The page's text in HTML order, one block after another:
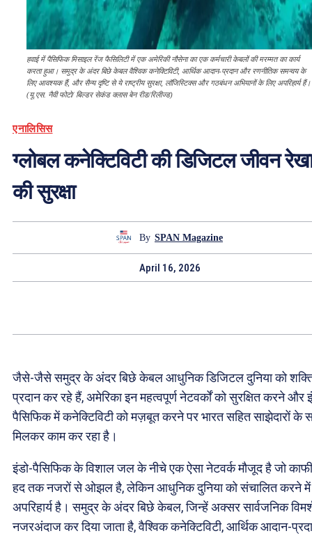
हवाई में पैसिफिक मिसाइल रेंज फैसिलिटी में एक अमेरिकी नौसेना का एक कर्मचारी केबलों की मरम्मत का कार्य
करता हुआ। समुद्र के अंदर बिछे केबल वैश्विक कनेक्टिविटी, आर्थिक आदान-प्रदान और रणनीतिक समन्वय के
लिए आवश्यक हैं, और सैन्य दृष्टि से ये राष्ट्रीय सुरक्षा, लॉजिस्टिक्स और गठबंधन अभियानों के लिए अपरिहार्य हैं।
(यू.एस. नैवी फोटो/ बिल्डर सेकंड क्लास बेन रीड/रिलीज्ड)
एनालिसिस
ग्लोबल कनेक्टिविटी की डिजिटल जीवन
की सुरक्षा
By SPAN Magazine
April 16, 2026
जैसे-जैसे समुद्र के अंदर बिछे केबल आधुनिक डिजिटल दुनिया को
प्रदान कर रहे हैं, अमेरिका इन महत्वपूर्ण नेटवर्कों को सुरक्षित करने और
पैसिफिक में कनेक्टिविटी को मज़बूत करने पर भारत सहित साझेदारों के
मिलकर काम कर रहा है।
इंडो-पैसिफिक के विशाल जल के नीचे एक ऐसा नेटवर्क मौजूद है जो काफी
हद तक नजरों से ओझल है, लेकिन आधुनिक दुनिया को संचालित करने में
अपरिहार्य है। समुद्र के अंदर ​बिछे केबल, जिन्हें अक्सर सार्वजनिक
नजरअंदाज कर दिया जाता है, वैश्विक कनेक्टिविटी, आर्थिक आदान-